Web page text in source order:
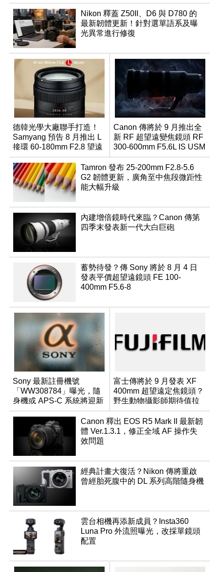
Nikon 釋蓋 Z50II、D6 與 D780 的
最新韌體更新！針對選單語系及曝
光異常進行修復
德韓光學大廠聯手打造！
Samyang 預告 8 月推出 L
接環 60-180mm F2.8 望遠
變焦鏡
Canon 傳將於 9 月推出全
新 RF 超望遠變焦鏡頭 RF
300-600mm F5.6L IS USM
Tamron 發布 25-200mm F2.8-5.6
G2 韌體更新，廣角至中焦段微距性
能大幅升級
內建增倍鏡時代來臨？Canon 傳第
四季末發表新一代大白巨砲
蓄勢待發？傳 Sony 將於 8 月 4 日
發表平價超望遠鏡頭 FE 100-
400mm F5.6-8
Sony 最新註冊機號
「WW308784」曝光，隨
身機或 APS-C 系統將迎新
成員？
富士傳將於 9 月發表 XF
400mm 超望遠定焦鏡頭？
野生動物攝影師期待值拉
滿
Canon 釋出 EOS R5 Mark II 最新韌
體 Ver.1.3.1，修正全域 AF 操作失
效問題
經典計畫大復活？Nikon 傳將重啟
曾經胎死腹中的 DL 系列高階隨身機
雲台相機再添新成員？Insta360
Luna Pro 外流照曝光，改採單鏡頭
配置